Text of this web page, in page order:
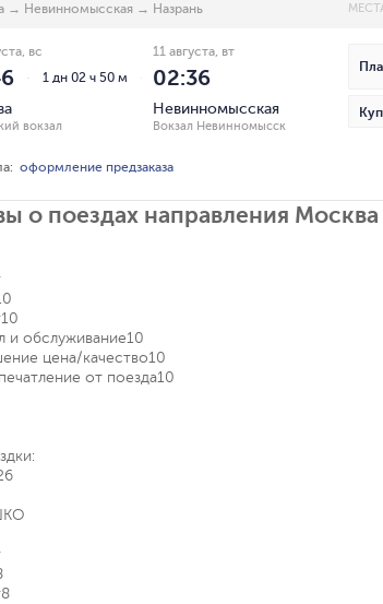
→ Невинномысская → Назрань
1 дн 02 ч 50 м
вс
вокзал
11 августа, вт
02:36
Невинномысская
Вокзал Невинномысск
:оформление предзаказа
о поездах направления
10
и обслуживание10
цена/качество10
от поезда10
8